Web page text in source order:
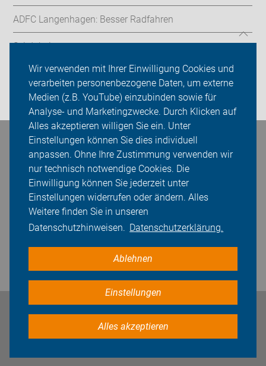
Wir verwenden mit Ihrer Einwilligung Cookies und
verarbeiten personenbezogene Daten, um externe
Medien (z.B. YouTube) einzubinden sowie für
Analyse- und Marketingzwecke. Durch Klicken auf
Alles akzeptieren willigen Sie ein. Unter
Einstellungen können Sie dies individuell
anpassen. Ohne Ihre Zustimmung verwenden wir
nur technisch notwendige Cookies. Die
Einwilligung können Sie jederzeit unter
Einstellungen widerrufen oder ändern. Alles
Weitere finden Sie in unseren
Datenschutzhinweisen. Datenschutzerklärung.
Ablehnen
Einstellungen
Alles akzeptieren
ADFC Langenhagen: Besser Radfahren
Sei dabei
Presse
Login
Bleiben Sie in Kontakt